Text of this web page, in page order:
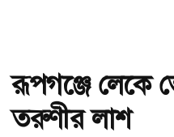
রূপগঞ্জে লেকে
তরুণীর লাশ